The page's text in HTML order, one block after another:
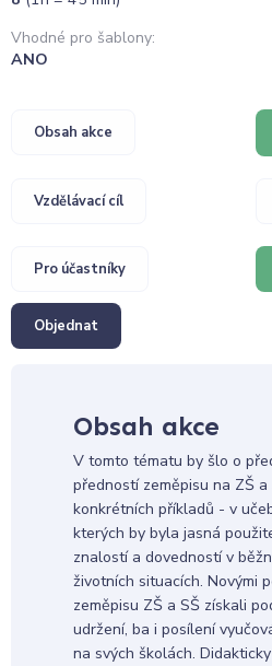
Vhodné pro šablony:
ANO
Obsah akce
Vzdělávací cíl
Pro účastníky
Objednat
Obsah akce
V tomto tématu by šlo o
předností zeměpisu na ZŠ a
konkrétních příkladů - v
kterých by byla jasná
znalostí a dovedností v
životních situacích. Novými
zeměpisu ZŠ a SŠ získali
udržení, ba i posílení
na svých školách.